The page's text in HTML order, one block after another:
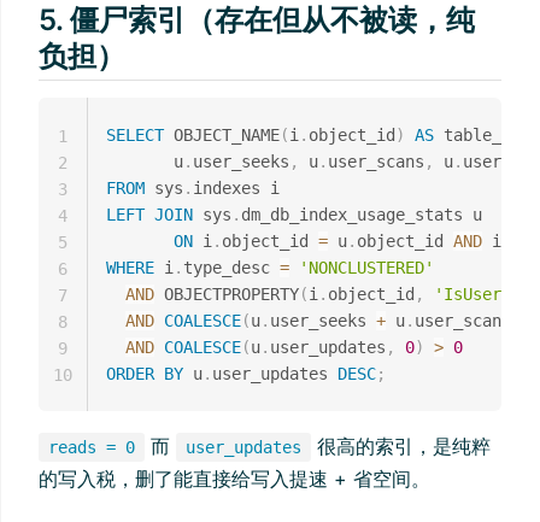
5. 僵尸索引（存在但从不被读，纯
负担）
SELECT OBJECT_NAME(i . object_id ) AS table_name
       u
. user_seeks , u. user_scans , u.
FROM sys .
LEFT JOIN sys . dm_db_index_usage_stats u
ON i . object_id = u. object_id AND i
WHERE i . type_desc =
'NONCLUSTERED'
AND OBJECTPROPERTY(i . object_id ,
AND COALESCE(u. user_seeks + u. user_scans
AND COALESCE(u. user_updates , 0) > 0
ORDER BY u. user_updates DESC;
1
2
3
4
5
6
7
8
9
10
reads = 0 而 user_updates
很高的索引，是纯粹
的写入税，删了能直接给写入提速 + 省空间。